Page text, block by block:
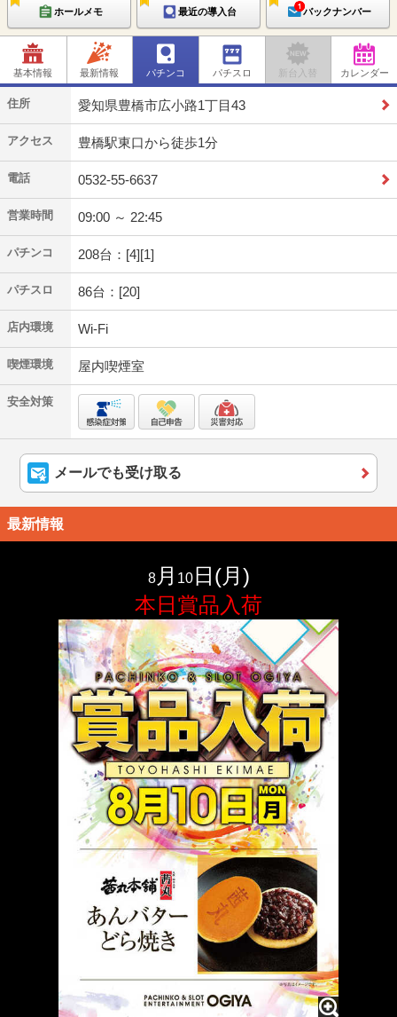
ホールメモ 最近の導入台 バックナンバー
基本情報 最新情報 パチンコ パチスロ 新台入替 カレンダー
住所 愛知県豊橋市広小路1丁目43
アクセス 豊橋駅東口から徒歩1分
電話 0532-55-6637
営業時間 09:00 ～ 22:45
パチンコ 208台：[4][1]
パチスロ 86台：[20]
店内環境 Wi-Fi
喫煙環境 屋内喫煙室
安全対策
メールでも受け取る
最新情報
8月 10日(月 )
本日賞品入荷